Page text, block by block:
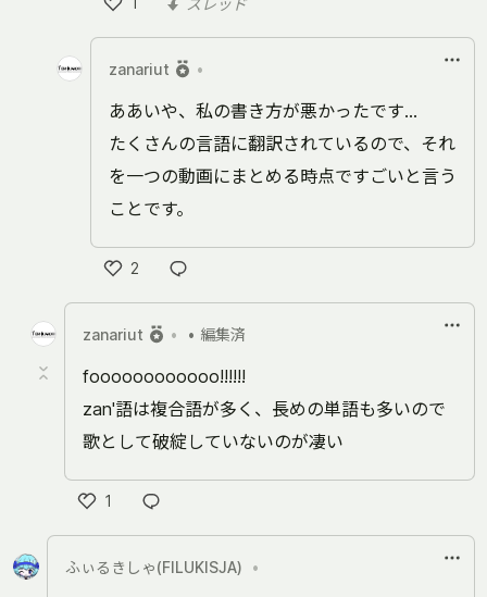
い
ね
zanariut •
ああいや、私の書き方が悪かったです…
たくさんの言語に翻訳されているので、それ
を一つの動画にまとめる時点ですごいと言う
ことです。
2
い
ね
zanariut • • 編集済
foooooooooooo!!!!!!
zan'語は複合語が多く、長めの単語も多いので
歌として破綻していないのが凄い
1
い
ね
ふぃるきしゃ(FILUKISJA) •